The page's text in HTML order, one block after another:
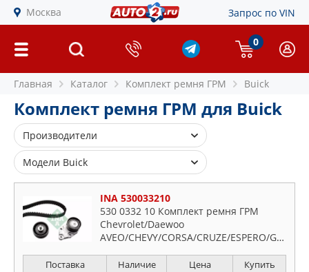
Москва Запрос по VIN
0
Главная Каталог Комплект ремня ГРМ Buick
Комплект ремня ГРМ для Buick
Производители
INA
MAPCO
Модели Buick
Excelle
INA 530033210
530 0332 10 Комплект ремня ГРМ
Chevrolet/Daewoo
AVEO/CHEVY/CORSA/CRUZE/ESPERO/
Поставка Наличие Цена Купить